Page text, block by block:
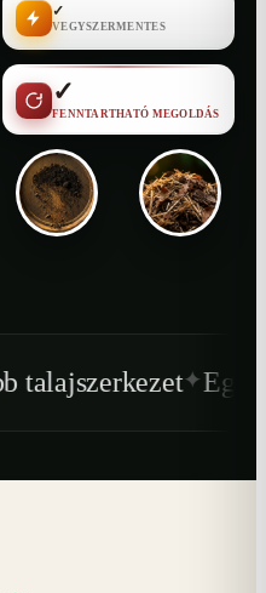
✓
VEGYSZERMENTES
✓
FENNTARTHATÓ MEGOLDÁS
✦Egészségesebb